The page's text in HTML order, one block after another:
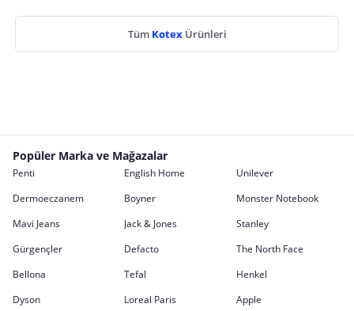
Tüm Kotex Ürünleri
Popüler Marka ve Mağazalar
Penti English Home
Unilever
Dermoeczanem
Boyner
Monster Notebook
Mavi Jeans
Jack & Jones
Stanley
Gürgençler
Defacto
The North Face
Bellona
Tefal
Henkel
Dyson
Loreal Paris Apple